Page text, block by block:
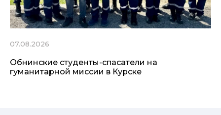
07.08.2026
Обнинские студенты-спасатели на
гуманитарной миссии в Курске